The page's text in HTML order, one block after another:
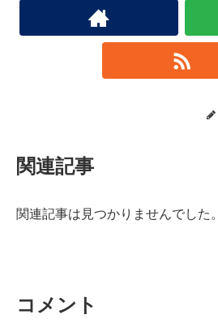
関連記事
関連記事は見つかりませんでした。
コメント